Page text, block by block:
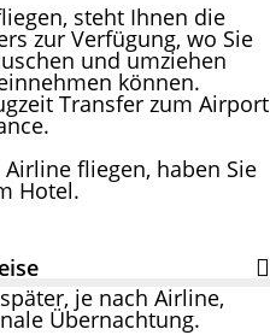
steht Ihnen die
zur Verfügung, wo Sie
und umziehen
können.
Transfer zum Airport
fliegen, haben Sie
Hotel.
je nach Airline,
Übernachtung.